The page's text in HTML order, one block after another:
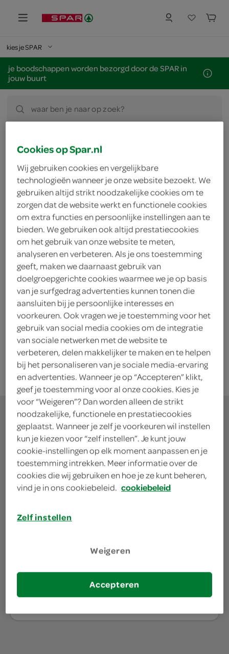
kies je SPAR
je boodschappen worden bezorgd door de SPAR in
jouw buurt
waar ben je naar op zoek?
SPAR winacties & spaaracties
De hoogste korting op Slagharen
Vanaf 16 juli ontvang je bij minimale besteding van
€10.- een actiecode voor 50% korting op tickets voor
Attractiepark Slagharen.
ontdek actie
waar doe jij je
boodschappen?
jouw buurt. Het assortiment varieert per SPAR
kies je winkel
Cookies op Spar.nl
Wij gebruiken cookies en vergelijkbare
technologieën wanneer je onze website bezoekt. We
gebruiken altijd strikt noodzakelijke cookies om te
zorgen dat de website werkt en functionele cookies
om extra functies en persoonlijke instellingen aan te
bieden. We gebruiken ook altijd prestatiecookies
om het gebruik van onze website te meten,
analyseren en verbeteren. Als je ons toestemming
geeft, maken we daarnaast gebruik van
doelgroepgerichte cookies waarmee we je op basis
van je surfgedrag advertenties kunnen tonen die
aansluiten bij je persoonlijke interesses en
voorkeuren. Ook vragen we je toestemming voor het
gebruik van social media cookies om de integratie
van sociale netwerken met de website te
verbeteren, delen makkelijker te maken en te helpen
bij het personaliseren van je sociale media-ervaring
en advertenties. Wanneer je op “Accepteren” klikt,
geef je toestemming voor al onze cookies. Kies je
voor “Weigeren”? Dan worden alleen de strikt
noodzakelijke, functionele en prestatiecookies
geplaatst. Wanneer je zelf je voorkeuren wil instellen
kun je kiezen voor “zelf instellen”. Je kunt jouw
cookie-instellingen op elk moment aanpassen en je
toestemming intrekken. Meer informatie over de
cookies die wij gebruiken en hoe je ze kunt beheren,
vind je in ons cookiebeleid. cookiebeleid
Zelf instellen
Weigeren
Accepteren